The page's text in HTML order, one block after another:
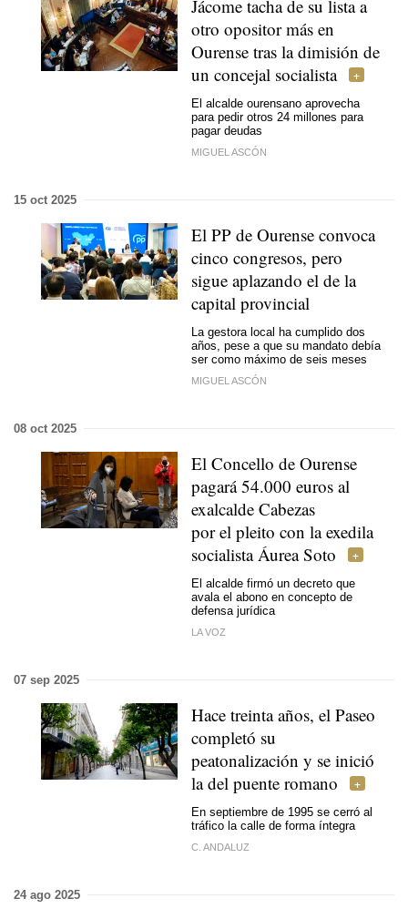
Jácome tacha de su lista a
otro opositor más en
Ourense tras la dimisión de
un concejal socialista
El alcalde ourensano aprovecha
para pedir otros 24 millones para
pagar deudas
MIGUEL ASCÓN
15 oct 2025
El PP de Ourense convoca
cinco congresos, pero
sigue aplazando el de la
capital provincial
La gestora local ha cumplido dos
años, pese a que su mandato debía
ser como máximo de seis meses
MIGUEL ASCÓN
08 oct 2025
El Concello de Ourense
pagará 54.000 euros al
exalcalde Cabezas
por el pleito con la exedila
socialista Áurea Soto
El alcalde firmó un decreto que
avala el abono en concepto de
defensa jurídica
LA VOZ
07 sep 2025
Hace treinta años, el Paseo
completó su
peatonalización y se inició
la del puente romano
En septiembre de 1995 se cerró al
tráfico la calle de forma íntegra
C. ANDALUZ
24 ago 2025